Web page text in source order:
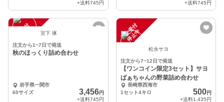
+送料745円
+送料745円
注
文
受
付
停
止 宮下 琢
注文から1~7日で発送
秋のほっくり詰め合わせ
岩手県一関市
60サイズ
3,456円
+送料745円
注
文
受
付
停
止
中
松永サヨ
注文から7~12日で発送
【ワンコイン限定3セット】サヨ
ばぁちゃんの野菜詰め合わせ
長崎県西海市
1セット4キロ
500円
+送料1,435円